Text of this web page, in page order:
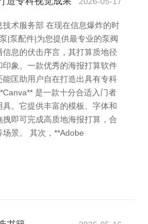
术服务部 在现在信息爆炸的时
|泵配件|为您提供最专业的泵阀
息的伏击序言，其打算质地径
象。一款优秀的海报打算软件
匡助用户自在打造出具有专科
是一款十分合适入门者
。它提供丰富的模板、字体和
即可完成高质地海报打算，合
景。 其次，**Adobe